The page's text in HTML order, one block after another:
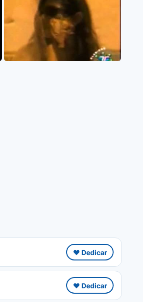
❤️ Dedicar
❤️ Dedicar